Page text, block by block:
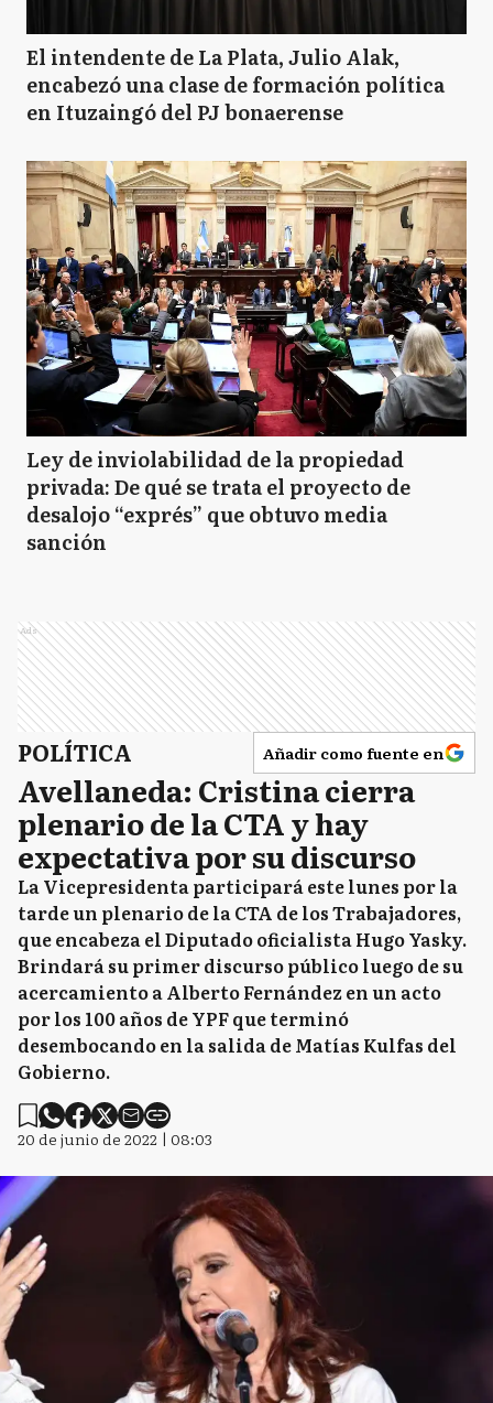
El intendente de La Plata, Julio Alak,
encabezó una clase de formación política
en Ituzaingó del PJ bonaerense
Ley de inviolabilidad de la propiedad
privada: De qué se trata el proyecto de
desalojo “exprés” que obtuvo media
sanción
Ads
POLÍTICA Añadir como fuente en
Avellaneda: Cristina cierra
plenario de la CTA y hay
expectativa por su discurso
La Vicepresidenta participará este lunes por la
tarde un plenario de la CTA de los Trabajadores,
que encabeza el Diputado oficialista Hugo Yasky.
Brindará su primer discurso público luego de su
acercamiento a Alberto Fernández en un acto
por los 100 años de YPF que terminó
desembocando en la salida de Matías Kulfas del
Gobierno.
20 de junio de 2022 | 08:03